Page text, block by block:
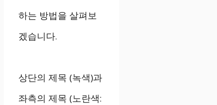
하는 방법을 살펴보
겠습니다.
상단의 제목 (녹색)과
좌측의 제목 (노란색: